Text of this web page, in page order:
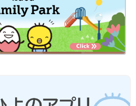
さい。
る投稿、リンク先は、削除される場合
了承ください。
報であり、現在と異なる場合があり